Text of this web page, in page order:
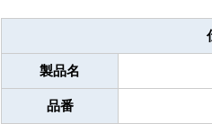
製品名
品番